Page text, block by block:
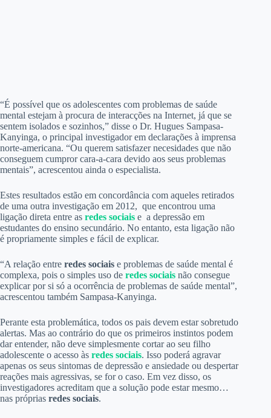
“É possível que os adolescentes com problemas de saúde
mental estejam à procura de interacções na Internet, já que se
sentem isolados e sozinhos,” disse o Dr. Hugues Sampasa-
Kanyinga, o principal investigador em declarações à imprensa
norte-americana. “Ou querem satisfazer necesidades que não
conseguem cumpror cara-a-cara devido aos seus problemas
mentais”, acrescentou ainda o especialista.
Estes resultados estão em concordância com aqueles retirados
de uma outra investigação em 2012, que encontrou uma
ligação direta entre as redes sociais e a depressão em
estudantes do ensino secundário. No entanto, esta ligação não
é propriamente simples e fácil de explicar.
“A relação entre redes sociais e problemas de saúde mental é
complexa, pois o simples uso de redes sociais não consegue
explicar por si só a ocorrência de problemas de saúde mental”,
acrescentou também Sampasa-Kanyinga.
Perante esta problemática, todos os pais devem estar sobretudo
alertas. Mas ao contrário do que os primeiros instintos podem
dar entender, não deve simplesmente cortar ao seu filho
adolescente o acesso às redes sociais. Isso poderá agravar
apenas os seus sintomas de depressão e ansiedade ou despertar
reações mais agressivas, se for o caso. Em vez disso, os
investigadores acreditam que a solução pode estar mesmo…
nas próprias redes sociais.